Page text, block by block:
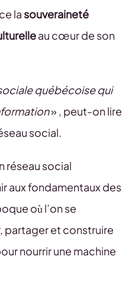
la souveraineté
au cœur de son
québécoise qui
» , peut-on lire
social.
réseau social
aux fondamentaux des
où l’on se
partager et construire
nourrir une machine